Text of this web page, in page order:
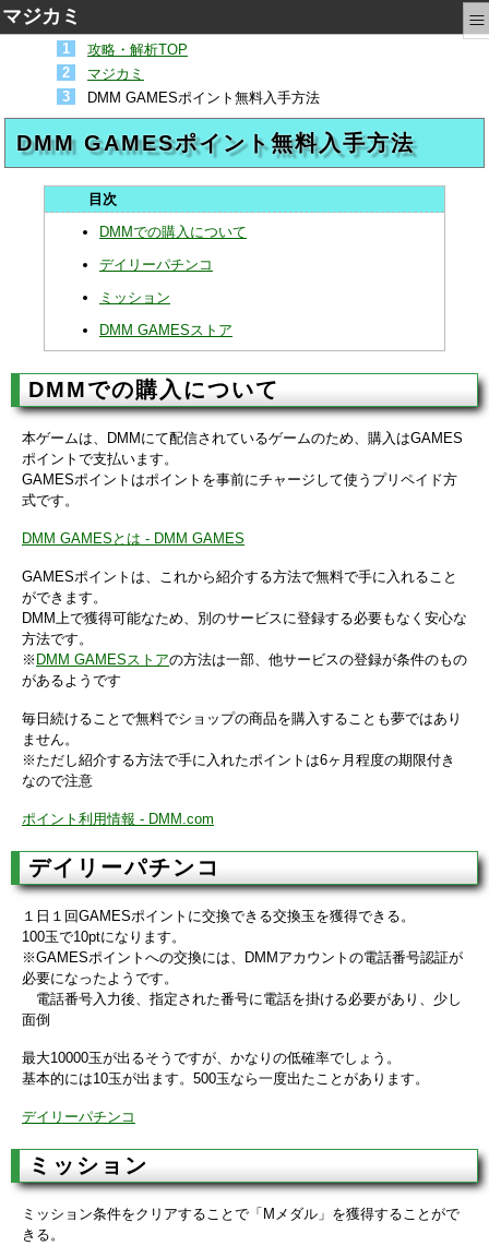
マジカミ ≡
攻略・解析TOP
マジカミ
DMM GAMESポイント無料入手方法
DMM GAMESポイント無料入手方法
DMMでの購入について
デイリーパチンコ
ミッション
DMM GAMESストア
DMMでの購入について
本ゲームは、DMMにて配信されているゲームのため、購入はGAMES
ポイントで支払います。
GAMESポイントはポイントを事前にチャージして使うプリペイド方
式です。
DMM GAMESとは - DMM GAMES
GAMESポイントは、これから紹介する方法で無料で手に入れること
ができます。
DMM上で獲得可能なため、別のサービスに登録する必要もなく安心な
方法です。
※ DMM GAMESストアの方法は一部、他サービスの登録が条件のもの
があるようです
毎日続けることで無料でショップの商品を購入することも夢ではあり
ません。
※ただし紹介する方法で手に入れたポイントは6ヶ月程度の期限付き
なので注意
ポイント利用情報 - DMM.com
デイリーパチンコ
１日１回GAMESポイントに交換できる交換玉を獲得できる。
100玉で10ptになります。
※GAMESポイントへの交換には、DMMアカウントの電話番号認証が
必要になったようです。
電話番号入力後、指定された番号に電話を掛ける必要があり、少し
面倒
最大10000玉が出るそうですが、かなりの低確率でしょう。
基本的には10玉が出ます。500玉なら一度出たことがあります。
デイリーパチンコ
ミッション
ミッション条件をクリアすることで「Mメダル」を獲得することがで
きる。